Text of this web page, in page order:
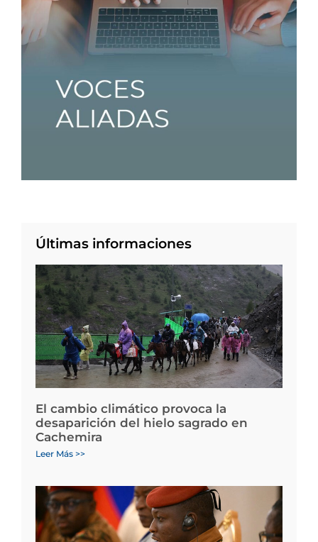
Últimas informaciones
El cambio climático provoca la
desaparición del hielo sagrado en
Cachemira
Leer Más >>